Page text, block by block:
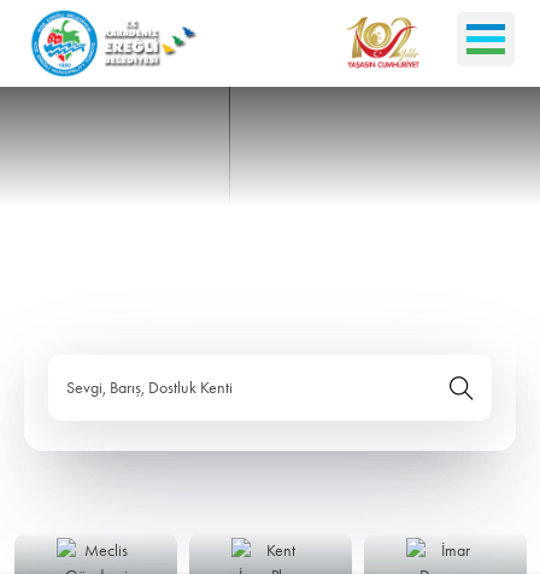
Sevgi, Barış, Dostluk Kenti